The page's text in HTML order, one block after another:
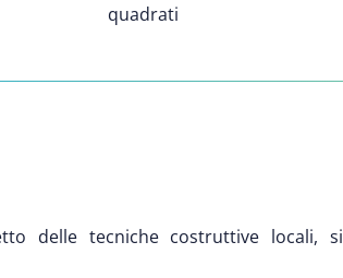
quadrati
delle tecniche costruttive locali, si